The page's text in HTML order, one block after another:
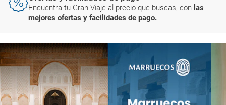
Encuentra tu Gran Viaje al precio que buscas, con las
mejores ofertas y facilidades de pago.